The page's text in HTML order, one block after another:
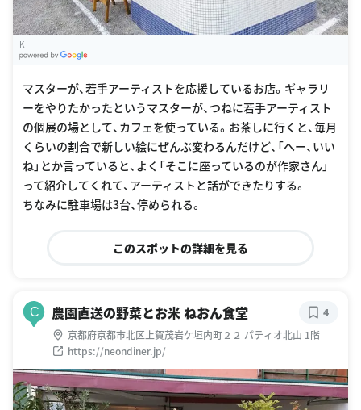
K
マスターが、若手アーティストを応援しているお店。ギャラリ
ーをやりたかったというマスターが、つねに若手アーティスト
の個展の場として、カフェを使っている。お茶しに行くと、毎月
くらいの割合で新しい絵にぜんぶ変わるんだけど、「へー、いい
ね」とか言っていると、よく「そこに座っているのが作家さん」
って紹介してくれて、アーティストと話ができたりする。
ちなみに駐車場は3台、停められる。
このスポットの詳細を見る
C 農園直送の野菜とお米 ねおん食堂
京都府京都市北区上賀茂岩ケ垣内町２２ パティオ北山 1階
https://neondiner.jp/
4